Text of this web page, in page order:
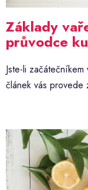
Základy
průvodce
Jste-li
článek vás provede